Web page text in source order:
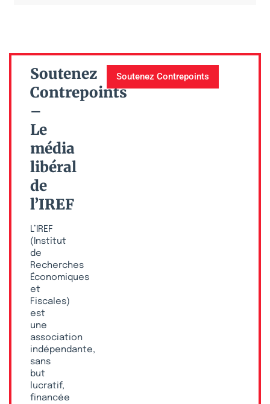
Soutenez
Contrepoints
–
Le
média
libéral
de
l’IREF
L’IREF
(Institut
de
Recherches
Économiques
et
Fiscales)
est
une
association
indépendante,
sans
but
lucratif,
financée
Soutenez Contrepoints